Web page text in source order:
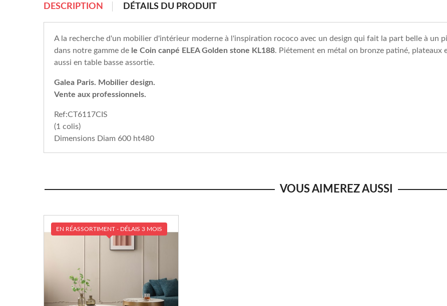
DESCRIPTION DÉTAILS DU PRODUIT
A la recherche d'un mobilier d'intérieur moderne à l'inspiration rococo avec un design qui fait la part belle à un
dans notre gamme de le Coin canpé ELEA Golden stone KL188. Piétement en métal on bronze patiné,
aussi en table basse assortie.
Galea Paris. Mobilier design.
Vente aux professionnels.
Ref:CT6117CIS
(1 colis)
Dimensions Diam 600 ht480
VOUS AIMEREZ AUSSI
EN RÉASSORTIMENT - DÉLAIS 3 MOIS